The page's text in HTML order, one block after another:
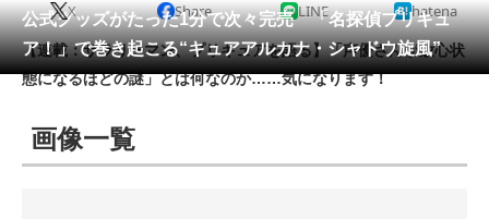
会員記事
メディア
ITの今と未来を見通す
公式グッズがたった1分で次々完売 「名探偵プリキュ
ア！」で巻き起こる“キュアアルカナ・シャドウ旋風”
X Share LINE hatena
【連載：サラリーマン、プリキュアを語る】「声優さんが放心状
態になるほどの謎」とは何なのか……気になります！
画像一覧